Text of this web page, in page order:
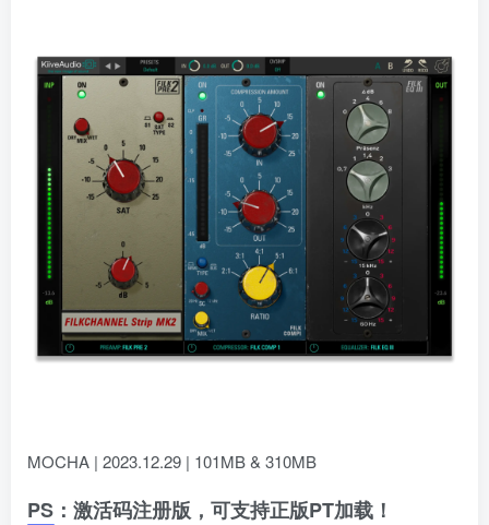
MOCHA | 2023.12.29 | 101MB & 310MB
PS：激活码注册版，可支持正版PT加载！